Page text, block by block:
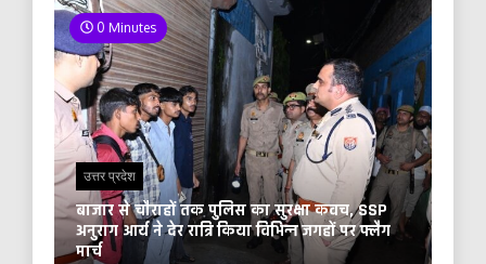
0 Minutes
उत्तर प्रदेश
बाजार से चौराहों तक पुलिस का सुरक्षा कवच, SSP
अनुराग आर्य ने देर रात्रि किया विभिन्न जगहों पर फ्लैग
मार्च